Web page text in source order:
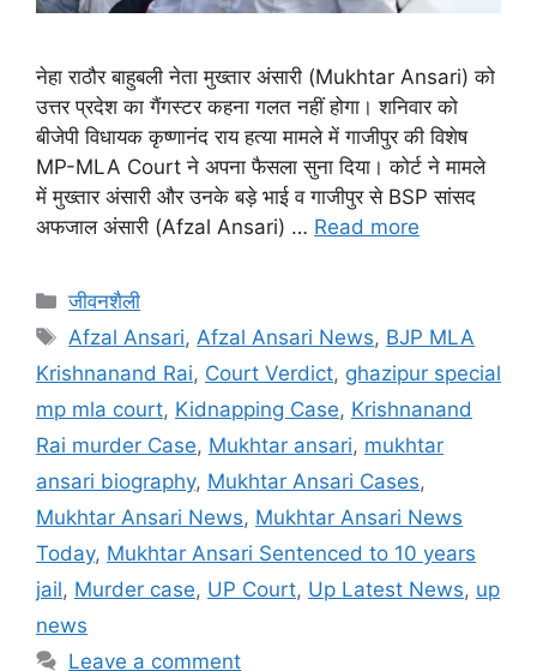
नेहा राठौर बाहुबली नेता मुख्तार अंसारी (Mukhtar Ansari) को
उत्तर प्रदेश का गैंगस्टर कहना गलत नहीं होगा। शनिवार को
बीजेपी विधायक कृष्णानंद राय हत्या मामले में गाजीपुर की विशेष
MP-MLA Court ने अपना फैसला सुना दिया। कोर्ट ने मामले
में मुख्तार अंसारी और उनके बड़े भाई व गाजीपुर से BSP सांसद
अफजाल अंसारी (Afzal Ansari) … Read more
जीवनशैली
Afzal Ansari, Afzal Ansari News, BJP MLA
Krishnanand Rai, Court Verdict, ghazipur special
mp mla court, Kidnapping Case, Krishnanand
Rai murder Case, Mukhtar ansari, mukhtar
ansari biography, Mukhtar Ansari Cases,
Mukhtar Ansari News, Mukhtar Ansari News
Today, Mukhtar Ansari Sentenced to 10 years
jail, Murder case, UP Court, Up Latest News, up
news
Leave a comment